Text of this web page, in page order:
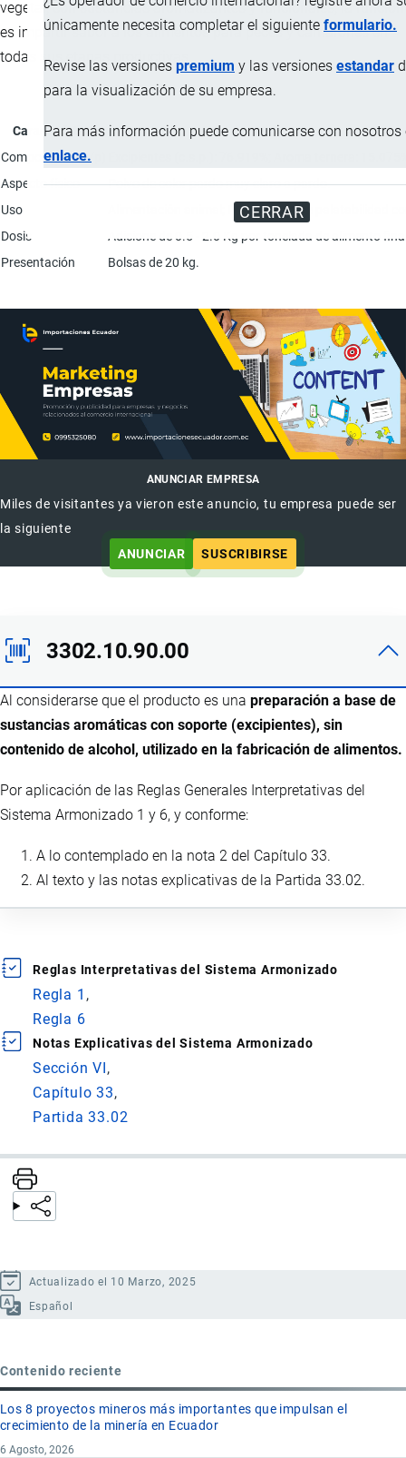
únicamente necesita completar el siguiente formulario.
Revise las versiones premium y las versiones estandar
para la visualización de su empresa.
Para más información puede comunicarse con nosotros
enlace.
CERRAR
vegetal, con sustancias aromatizantes y funcionales, la función
es impartir sabor a los alimentos para peces y camarones en
todas sus etapas productivas.
Característica
Composición (p/p)
Aspecto físico
Polvo de color pardo muy claro a pardo.
Uso
Alimentación animal; Potenciador de palatabilidad
Dosis
Adicione de 0.5 - 2.0 Kg por tonelada de alimento
Presentación
Bolsas de 20 kg.
ANUNCIAR EMPRESA
Miles de visitantes ya vieron este anuncio, tu empresa puede ser
la siguiente
ANUNCIAR
SUSCRIBIRSE
3302.10.90.00
Al considerarse que el producto es una preparación a base de
sustancias aromáticas con soporte (excipientes), sin
contenido de alcohol, utilizado en la fabricación de alimentos.
Por aplicación de las Reglas Generales Interpretativas del
Sistema Armonizado 1 y 6, y conforme:
A lo contemplado en la nota 2 del Capítulo 33.
Al texto y las notas explicativas de la Partida 33.02.
Reglas Interpretativas del Sistema Armonizado
Regla 1
Regla 6
Notas Explicativas del Sistema Armonizado
Sección VI
Capítulo 33
Partida 33.02
Actualizado el 10 Marzo, 2025
Español
Contenido reciente
Los 8 proyectos mineros más importantes que impulsan el
crecimiento de la minería en Ecuador
6 Agosto, 2026